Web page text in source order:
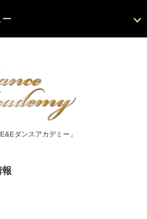
ダンスアカデミー」
ー